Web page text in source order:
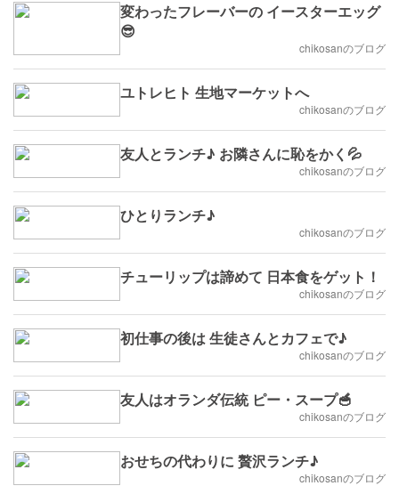
変わったフレーバーの イースターエッグ
😎
chikosanのブログ
ユトレヒト 生地マーケットへ
chikosanのブログ
友人とランチ♪ お隣さんに恥をかく💦
chikosanのブログ
ひとりランチ♪
chikosanのブログ
チューリップは諦めて 日本食をゲット！
chikosanのブログ
初仕事の後は 生徒さんとカフェで♪
chikosanのブログ
友人はオランダ伝統 ピー・スープ🥣
chikosanのブログ
おせちの代わりに 贅沢ランチ♪
chikosanのブログ